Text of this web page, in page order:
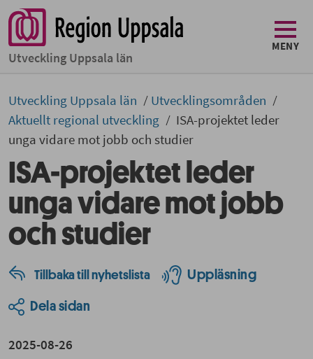
Utveckling Uppsala län
MENY
Utveckling Uppsala län
Utvecklingsområden
Aktuellt regional utveckling
ISA-projektet leder
unga vidare mot jobb och studier
ISA-projektet leder
unga vidare mot jobb
och studier
Tillbaka till nyhetslista Uppläsning
Dela sidan
2025-08-26